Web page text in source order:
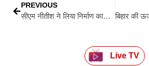
PREVIOUS
सीएम नीतीश ने लिया निर्माण कार्यों का जायजा, धीमी प्रगति पर जताई नाराज़गी
Live TV